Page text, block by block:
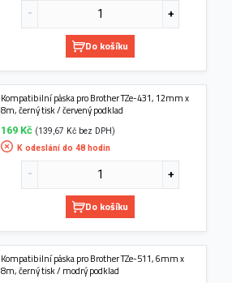
Do košíku
Kompatibilní páska pro Brother TZe-431, 12mm x
8m, černý tisk / červený podklad
169 Kč (139,67 Kč bez DPH)
K odeslání do 48 hodin
Do košíku
Kompatibilní páska pro Brother TZe-511, 6mm x
8m, černý tisk / modrý podklad